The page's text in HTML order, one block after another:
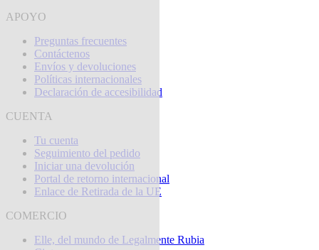
APOYO
Preguntas frecuentes
Contáctenos
Envíos y devoluciones
Políticas internacionales
Declaración de accesibilidad
CUENTA
Tu cuenta
Seguimiento del pedido
Iniciar una devolución
Portal de retorno internacional
Enlace de Retirada de la UE
COMERCIO
Elle, del mundo de Legalmente Rubia